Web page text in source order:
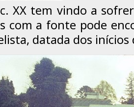
XX tem vindo a
com a fonte pode
datada dos inícios